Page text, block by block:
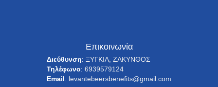
Επικοινωνία
Διεύθυνση: ΞΥΓΚΙΑ, ΖΑΚΥΝΘΟΣ
Τηλέφωνο: 6939579124
Email: levantebeersbenefits@gmail.com